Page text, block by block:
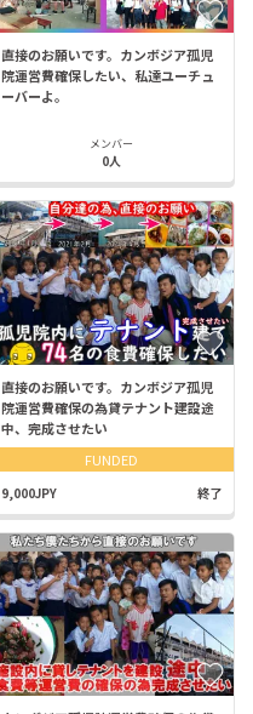
直接のお願いです。カンボジア孤児
院運営費確保したい、私達ユーチュ
ーバーよ。
メンバー
0人
直接のお願いです。カンボジア孤児
院運営費確保の為貸テナント建設途
中、完成させたい
FUNDED
9,000JPY 終了